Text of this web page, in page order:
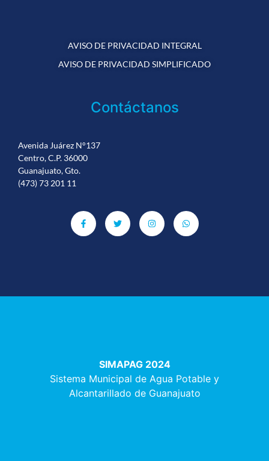
AVISO DE PRIVACIDAD INTEGRAL
AVISO DE PRIVACIDAD SIMPLIFICADO
Contáctanos
Avenida Juárez N°137
Centro, C.P. 36000
Guanajuato, Gto.
(473) 73 201 11
SIMAPAG 2024
Sistema Municipal de Agua Potable y
Alcantarillado de Guanajuato